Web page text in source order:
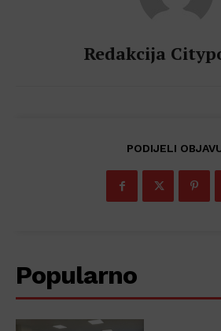
Redakcija
PODIJELI
Popularno